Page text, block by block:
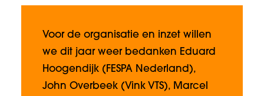
Voor de organisatie en inzet willen
we dit jaar weer bedanken Eduard
Hoogendijk (FESPA Nederland),
John Overbeek (Vink VTS), Marcel